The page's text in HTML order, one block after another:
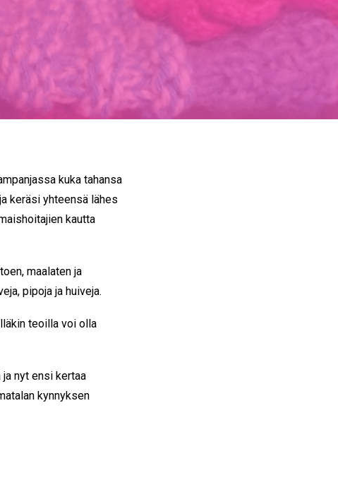
kuka tahansa
keräsi yhteensä lähes
kautta
maalaten ja
pipoja ja huiveja.
teoilla voi olla
nyt ensi kertaa
kynnyksen